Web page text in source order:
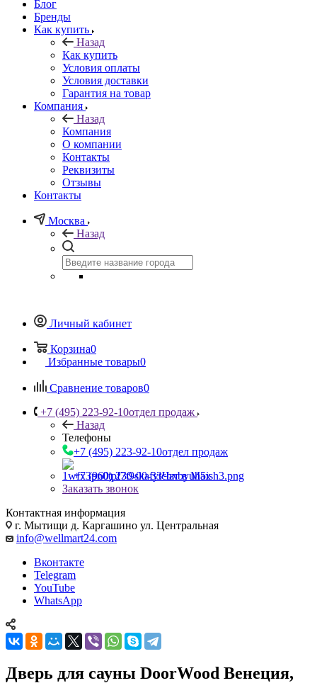
Блог
Бренды
Как купить
Назад
Как купить
Условия оплаты
Условия доставки
Гарантия на товар
Компания
Назад
Компания
О компании
Контакты
Реквизиты
Отзывы
Контакты
Москва
Назад
Личный кабинет
Корзина0
Избранные товары0
Сравнение товаров0
+7 (495) 223-92-10отдел продаж
Назад
Телефоны
+7 (495) 223-92-10отдел продаж
+7 (960) 230-00-33Чат в Max
Заказать звонок
Контактная информация
г. Мытищи д. Каргашино ул. Центральная
info@wellmart24.com
Вконтакте
Telegram
YouTube
WhatsApp
Дверь для сауны DoorWood Венеция,